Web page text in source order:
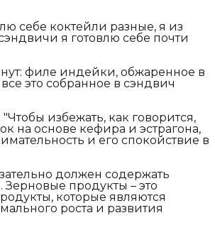
себе коктейли разные, я из
я готовлю себе почти
филе индейки, обжаренное в
это собранное в сэндвич
"Чтобы избежать, как говорится,
на основе кефира и эстрагона,
и его спокойствие в
должен содержать
Зерновые продукты – это
которые являются
роста и развития